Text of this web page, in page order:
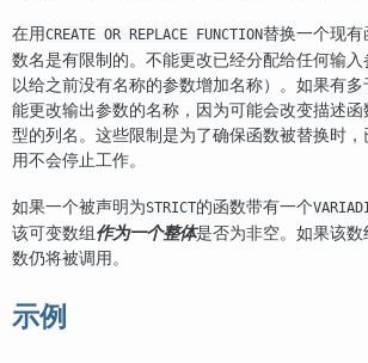
在用CREATE OR REPLACE FUNCTION替换一个现
数名是有限制的。不能更改已经分配给任何输
以给之前没有名称的参数增加名称）。如果有
能更改输出参数的名称，因为可能会改变描述
型的列名。这些限制是为了确保函数被替换时
用不会停止工作。
如果一个被声明为STRICT的函数带有一个
该可变数组作为一个整体是否为非空。如果该
数仍将被调用。
示例